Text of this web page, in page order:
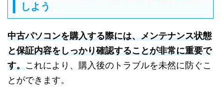
しよう
中古パソコンを購入する際には、メンテナンス状態
と保証内容をしっかり確認することが非常に重要で
す。これにより、購入後のトラブルを未然に防ぐこ
とができます。